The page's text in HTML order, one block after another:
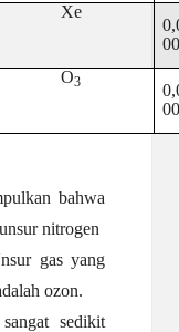
Xe
O3
bahwa
nitrogen
gas yang
ozon.
sedikit